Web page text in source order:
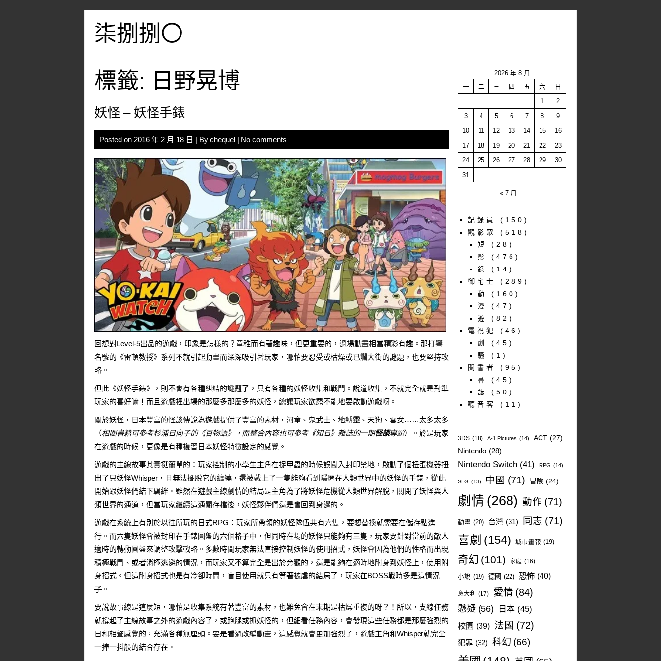
柒捌捌〇
標籤: 日野晃博
妖怪 – 妖怪手錶
Posted on 2016 年 2 月 18 日 | By chequel | No comments
回想對Level-5出品的遊戲，印象是怎樣的？童稚而有著趣味，但更重要的，過場動畫相當精彩有趣。那打響
名號的《雷頓教授》系列不就引起動畫而深深吸引著玩家，哪怕要忍受或枯燥或已爛大街的謎題，也要堅持攻
略。
但此《妖怪手錶》，則不會有各種糾結的謎題了，只有各種的妖怪收集和戰鬥。說道收集，不就完全就是對準
玩家的喜好嘛！而且遊戲裡出場的那麼多那麼多的妖怪，總讓玩家欲罷不能地要啟動遊戲呀。
關於妖怪，日本豐富的怪談傳說為遊戲提供了豐富的素材，河童、鬼武士、地縛靈、天狗、雪女……太多太多
（相關書籍可參考杉浦日向子的《百物語》，而整合內容也可參考《知日》雜誌的一期怪談專題）。於是玩家
在遊戲的時候，更像是有種複習日本妖怪特徵設定的感覺。
遊戲的主線故事其實挺簡單的：玩家控制的小學生主角在捉甲蟲的時候誤闖入封印禁地，啟動了個扭蛋機器扭
出了只妖怪Whisper，且無法擺脫它的纏繞，還被戴上了一隻能夠看到隱匿在人類世界中的妖怪的手錶，從此
開始跟妖怪們結下羈絆。雖然在遊戲主線劇情的結局是主角為了將妖怪危機從人類世界解脫，關閉了妖怪與人
類世界的通道，但當玩家繼續這通關存檔後，妖怪夥伴們還是會回到身邊的。
遊戲在系統上有別於以往所玩的日式RPG：玩家所帶領的妖怪隊伍共有六隻，要想替換就需要在儲存點進
行。而六隻妖怪會被封印在手錶圓盤的六個格子中，但同時在場的妖怪只能夠有三隻，玩家要針對當前的敵人
適時的轉動圓盤來調整攻擊戰略。多數時間玩家無法直接控制妖怪的使用招式，妖怪會因為他們的性格而出現
積極戰鬥、或者消極逃避的情況，而玩家又不算完全是出於旁觀的，還是能夠在適時地附身到妖怪上，使用附
身招式。但這附身招式也是有冷卻時間，盲目使用就只有等著被虐的結局了， 玩家在BOSS戰時多是這情況
了 。
要說故事線是這麼短，哪怕是收集系統有著豐富的素材，也難免會在末期是枯燥重複的呀？！所以，支線任務
就撐起了主線故事之外的遊戲內容了，或跑腿或抓妖怪的，但細看任務內容，會發現這些任務都是那麼強烈的
日和相聲感覺的，充滿各種無厘頭。要是看過改編動畫，這感覺就會更加強烈了，遊戲主角和Whisper就完全
一捧一抖般的結合存在。
2026 年 8 月
一
二 三 四 五 六
日
1
2
3
4 5 6 7 8
9
10
11 12 13 14 15
16
17
18 19 20 21 22
23
24
25 26 27 28 29
30
31
« 7 月
記錄員
(150)
觀影眾
(518)
短
(28)
影
(476)
錄
(14)
御宅士
(289)
動
(160)
漫
(47)
遊
(82)
電視犯
(46)
劇
(45)
騷
(1)
閱書者
(95)
書
(45)
誌
(50)
聽音客
(11)
3DS (18) A-1 Pictures (14) ACT (27)
Nintendo (28)
Nintendo Switch (41) RPG (14)
SLG (13) 中國 (71) 冒險 (24)
劇情 (268) 動作 (71)
動畫 (20) 台灣 (31) 同志 (71)
喜劇 (154) 城市畫報 (19)
奇幻 (101) 家庭 (16)
小說 (19) 德國 (22) 恐怖 (40)
意大利 (17) 愛情 (84)
懸疑 (56) 日本 (45)
校園 (39) 法國 (72)
犯罪 (32) 科幻 (66)